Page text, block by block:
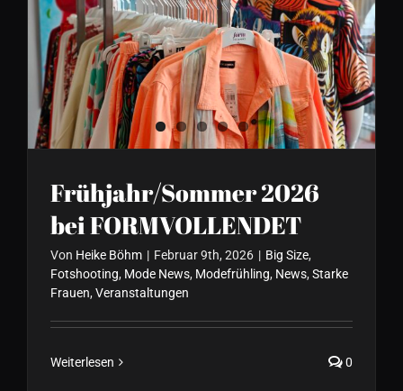
Frühjahr/Sommer 2026 bei
FORMVOLLENDET
Frühjahr/Sommer 2026
bei FORMVOLLENDET
Von Heike Böhm | Februar 9th, 2026 | Big Size,
Fotshooting, Mode News, Modefrühling, News, Starke
Frauen, Veranstaltungen
Weiterlesen 0